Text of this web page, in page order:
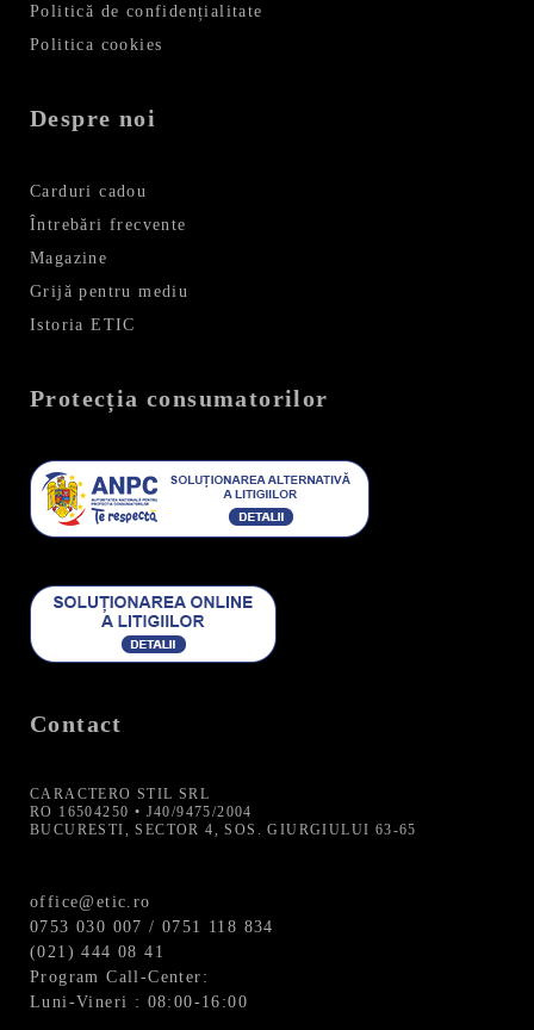
Politică de confidențialitate
Politica cookies
Despre noi
Carduri cadou
Întrebări frecvente
Magazine
Grijă pentru mediu
Istoria ETIC
Protecția consumatorilor
Contact
CARACTERO STIL SRL
RO 16504250 • J40/9475/2004
BUCURESTI, SECTOR 4, SOS. GIURGIULUI 63-65
office@etic.ro
0753 030 007 / 0751 118 834
(021) 444 08 41
Program Call-Center:
Luni-Vineri : 08:00-16:00